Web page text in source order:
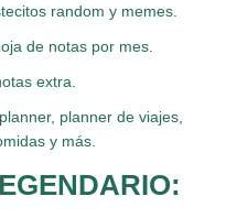
random y memes.
de notas por mes.
extra.
planner de viajes,
y más.